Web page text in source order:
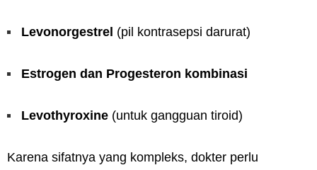
Levonorgestrel (pil kontrasepsi darurat)
Estrogen dan Progesteron kombinasi
Levothyroxine (untuk gangguan tiroid)
Karena sifatnya yang kompleks, dokter perlu